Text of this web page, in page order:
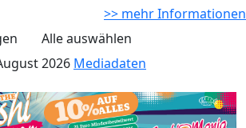
>> mehr Informationen
Alle auswählen
2026 Mediadaten